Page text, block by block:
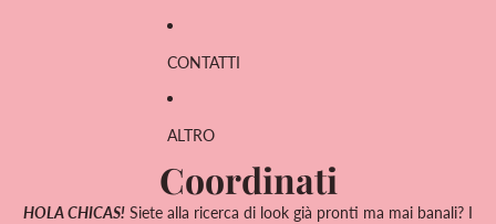
CONTATTI
ALTRO
Coordinati
HOLA CHICAS! Siete alla ricerca di look già pronti ma mai banali? I